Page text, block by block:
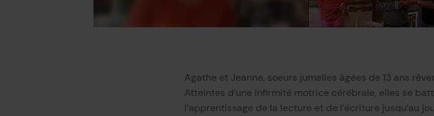
Agathe et Jeanne, soeurs jumelles âgées de 13 ans
Atteintes d’une infirmité motrice cérébrale, elles se
l’apprentissage de la lecture et de l’écriture jusqu’au